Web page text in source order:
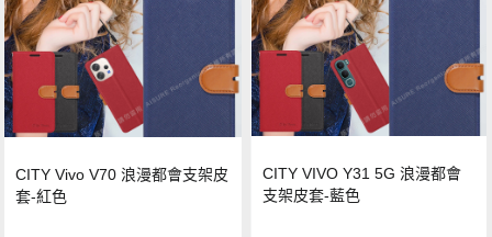
CITY Vivo V70 浪漫都會支架皮
套-紅色
CITY VIVO Y31 5G 浪漫都會
支架皮套-藍色